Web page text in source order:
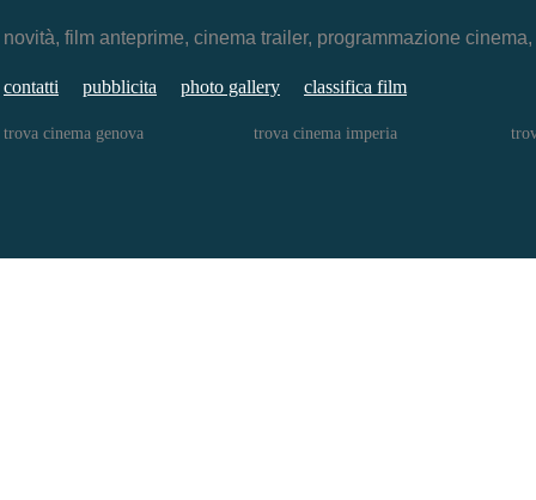
novità, film anteprime, cinema trailer, programmazione
contatti pubblicita photo gallery classifica film
trova cinema genova trova cinema imperia